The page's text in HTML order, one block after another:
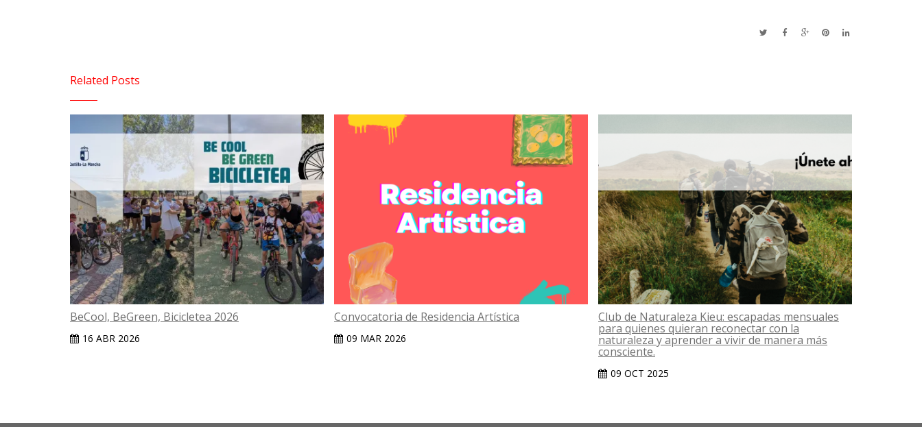
Related Posts
BeCool, BeGreen, Bicicletea 2026
16 ABR 2026
Convocatoria de Residencia Artística
09 MAR 2026
Club de Naturaleza Kieu: escapadas mensuales
para quienes quieran reconectar con la
naturaleza y aprender a vivir de manera más
consciente.
09 OCT 2025